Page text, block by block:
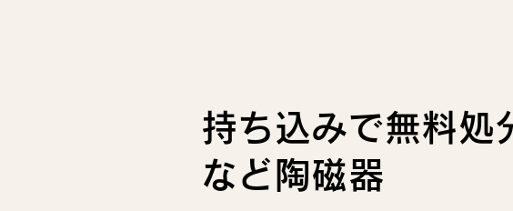
持ち込みで無料処
など陶磁器